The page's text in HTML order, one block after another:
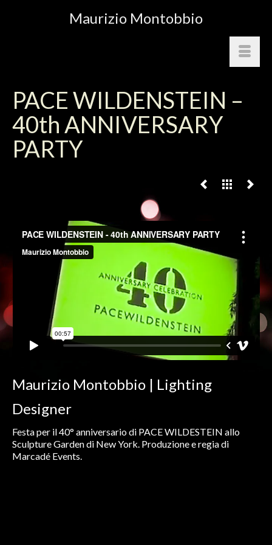
Maurizio Montobbio
PACE WILDENSTEIN –
40th ANNIVERSARY
PARTY
Maurizio Montobbio | Lighting
Designer
Festa per il 40° anniversario di PACE WILDESTEIN allo
Sculpture Garden di New York. Produzione e regia di
Marcadé Events.